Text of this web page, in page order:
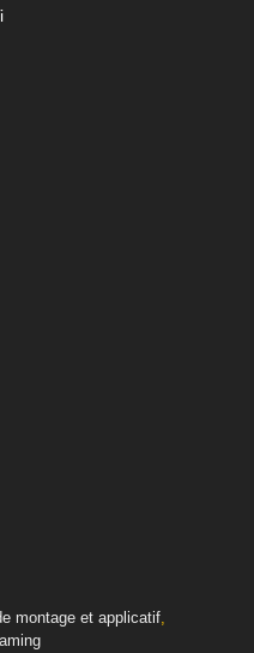
montage et applicatif,